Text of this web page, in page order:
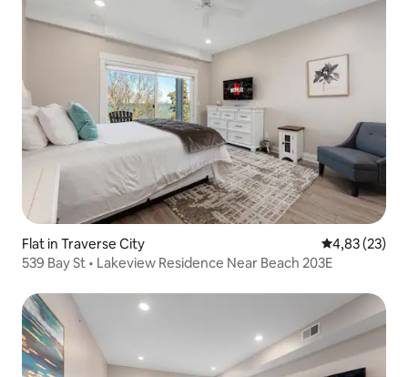
Flat in Traverse City Gemiddelde
4,83 (23)
539 Bay St • Lakeview Residence Near Beach 203E